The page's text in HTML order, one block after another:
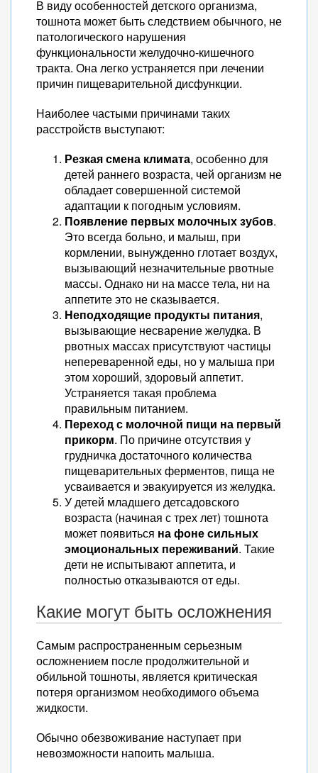
В виду особенностей детского организма,
тошнота может быть следствием обычного, не
патологического нарушения
функциональности желудочно-кишечного
тракта. Она легко устраняется при лечении
причин пищеварительной дисфункции.
Наиболее частыми причинами таких
расстройств выступают:
Резкая смена климата, особенно для
детей раннего возраста, чей организм не
обладает совершенной системой
адаптации к погодным условиям.
Появление первых молочных зубов.
Это всегда больно, и малыш, при
кормлении, вынужденно глотает воздух,
вызывающий незначительные рвотные
массы. Однако ни на массе тела, ни на
аппетите это не сказывается.
Неподходящие продукты питания,
вызывающие несварение желудка. В
рвотных массах присутствуют частицы
непереваренной еды, но у малыша при
этом хороший, здоровый аппетит.
Устраняется такая проблема
правильным питанием.
Переход с молочной пищи на первый
прикорм. По причине отсутствия у
грудничка достаточного количества
пищеварительных ферментов, пища не
усваивается и эвакуируется из желудка.
У детей младшего детсадовского
возраста (начиная с трех лет) тошнота
может появиться на фоне сильных
эмоциональных переживаний. Такие
дети не испытывают аппетита, и
полностью отказываются от еды.
Какие могут быть осложнения
Самым распространенным серьезным
осложнением после продолжительной и
обильной тошноты, является критическая
потеря организмом необходимого объема
жидкости.
Обычно обезвоживание наступает при
невозможности напоить малыша.